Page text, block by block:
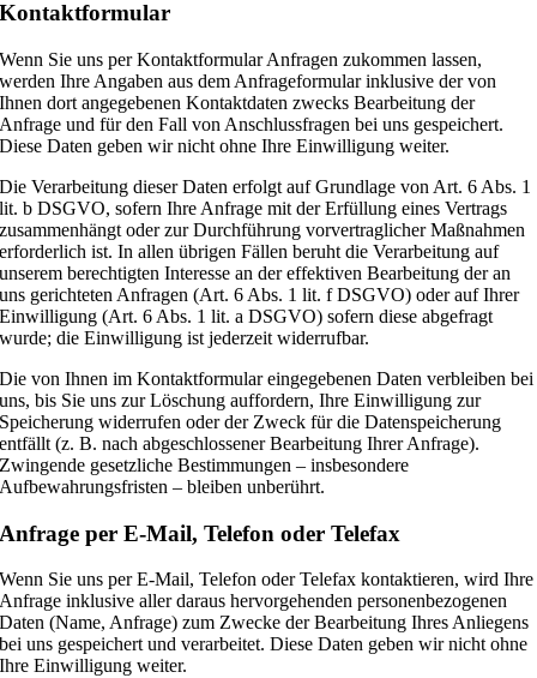
Kontaktformular
Wenn Sie uns per Kontaktformular Anfragen zukommen lassen,
werden Ihre Angaben aus dem Anfrageformular inklusive der von
Ihnen dort angegebenen Kontaktdaten zwecks Bearbeitung der
Anfrage und für den Fall von Anschlussfragen bei uns gespeichert.
Diese Daten geben wir nicht ohne Ihre Einwilligung weiter.
Die Verarbeitung dieser Daten erfolgt auf Grundlage von Art. 6 Abs. 1
lit. b DSGVO, sofern Ihre Anfrage mit der Erfüllung eines Vertrags
zusammenhängt oder zur Durchführung vorvertraglicher Maßnahmen
erforderlich ist. In allen übrigen Fällen beruht die Verarbeitung auf
unserem berechtigten Interesse an der effektiven Bearbeitung der an
uns gerichteten Anfragen (Art. 6 Abs. 1 lit. f DSGVO) oder auf Ihrer
Einwilligung (Art. 6 Abs. 1 lit. a DSGVO) sofern diese abgefragt
wurde; die Einwilligung ist jederzeit widerrufbar.
Die von Ihnen im Kontaktformular eingegebenen Daten verbleiben bei
uns, bis Sie uns zur Löschung auffordern, Ihre Einwilligung zur
Speicherung widerrufen oder der Zweck für die Datenspeicherung
entfällt (z. B. nach abgeschlossener Bearbeitung Ihrer Anfrage).
Zwingende gesetzliche Bestimmungen – insbesondere
Aufbewahrungsfristen – bleiben unberührt.
Anfrage per E-Mail, Telefon oder Telefax
Wenn Sie uns per E-Mail, Telefon oder Telefax kontaktieren, wird Ihre
Anfrage inklusive aller daraus hervorgehenden personenbezogenen
Daten (Name, Anfrage) zum Zwecke der Bearbeitung Ihres Anliegens
bei uns gespeichert und verarbeitet. Diese Daten geben wir nicht ohne
Ihre Einwilligung weiter.